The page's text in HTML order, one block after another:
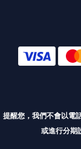
提醒您，我們不會以電
或進行分期